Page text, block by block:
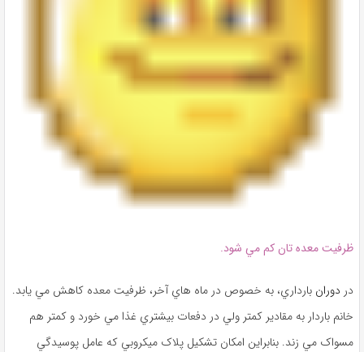
ظرفيت معده ‌تان کم مي ‌شود.
در دوران بارداري، به ‌خصوص در ماه ‌هاي آخر، ظرفيت معده کاهش مي ‌يابد.
خانم باردار به مقادير کمتر ولي در دفعات بيشتري غذا مي ‌خورد و کمتر هم
مسواک مي ‌زند. بنابراين امکان تشکيل پلاک ميکروبي که عامل پوسيدگي